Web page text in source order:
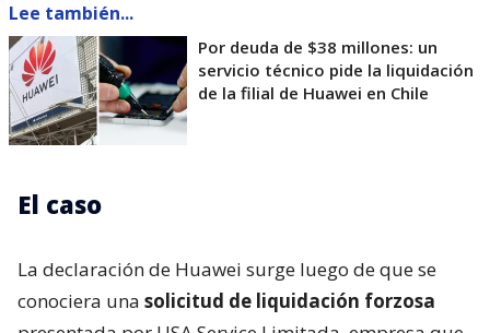
Lee también...
Por deuda de $38 millones: un
servicio técnico pide la liquidación
de la filial de Huawei en Chile
El caso
La declaración de Huawei surge luego de que se
conociera una solicitud de liquidación forzosa